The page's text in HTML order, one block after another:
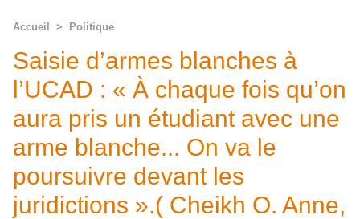
Accueil > Politique
Saisie d’armes blanches à
l’UCAD : « À chaque fois qu’on
aura pris un étudiant avec une
arme blanche... On va le
poursuivre devant les
juridictions ».( Cheikh O. Anne,